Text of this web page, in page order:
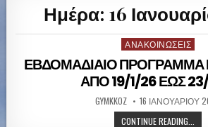
Ημέρα: 16
P
o
s
t
e
d
ΑΝΑΚΟΙΝΏΣΕΙΣ
ΕΒΔΟΜΑΔΙΑΙΟ
ΑΠΟ 19/1/26 ΕΩΣ
GYMKKOZ
16 ΙΑΝΟΥΑΡΊΟΥ
CONTINUE READING...